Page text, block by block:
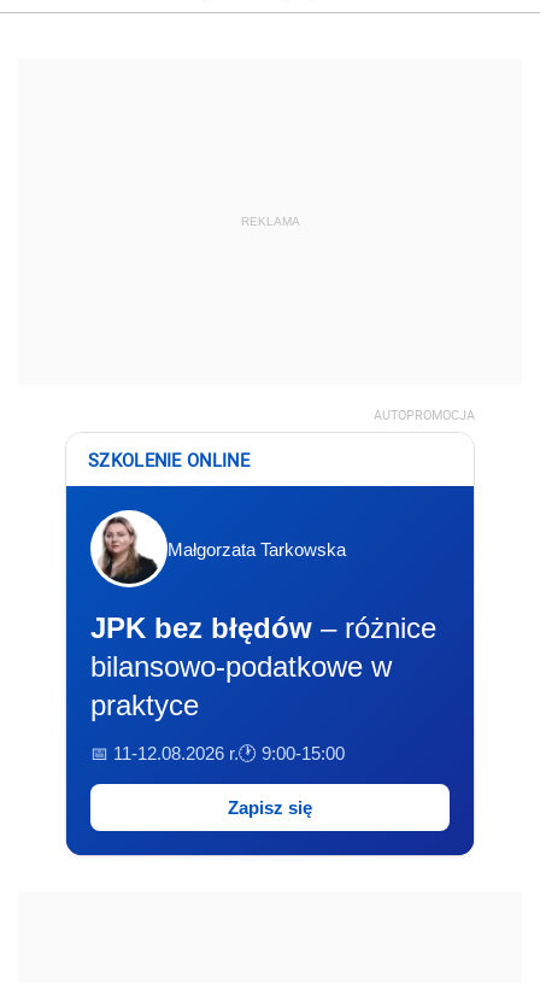
REKLAMA
AUTOPROMOCJA
SZKOLENIE ONLINE
Małgorzata Tarkowska
JPK bez błędów – różnice
bilansowo-podatkowe w
praktyce
📅 11-12.08.2026 r.🕐 9:00-15:00
Zapisz się